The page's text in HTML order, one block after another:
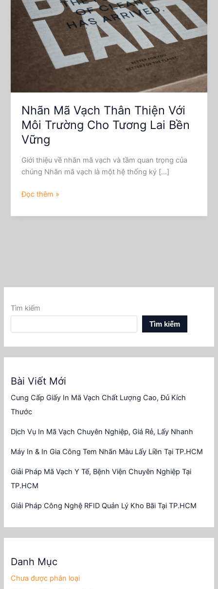
Nhãn Mã Vạch Thân Thiện Với
Môi Trường Cho Tương Lai Bền
Vững
Giới thiệu về nhãn mã vạch và tầm quan trọng của
chúng Nhãn mã vạch là một hệ thống ký […]
Thân
Thiện
Môi
Trường
Vững
Đọc thêm »
Tìm kiếm
Tìm kiếm
Bài Viết Mới
Cung Cấp Giấy In Mã Vạch Chất Lượng Cao, Đủ Kích
Thước
Dịch Vụ In Mã Vạch Chuyên Nghiệp, Giá Rẻ, Lấy Nhanh
Máy In & In Gia Công Tem Nhãn Màu Lấy Liền Tại TP.HCM
Giải Pháp Mã Vạch Y Tế, Bệnh Viện Chuyên Nghiệp Tại
TP.HCM
Giải Pháp Công Nghệ RFID Quản Lý Kho Bãi Tại TP.HCM
Danh Mục
Chưa được phân loại